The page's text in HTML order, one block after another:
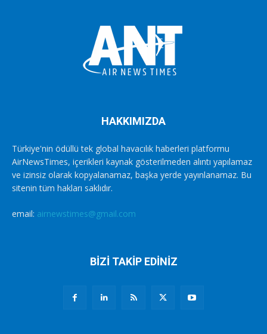
HAKKIMIZDA
Türkiye'nin ödüllü tek global havacılık haberleri platformu
AirNewsTimes, içerikleri kaynak gösterilmeden alıntı yapılamaz
ve izinsiz olarak kopyalanamaz, başka yerde yayınlanamaz. Bu
sitenin tüm hakları saklıdır.
email: airnewstimes@gmail.com
BİZİ TAKİP EDİNİZ